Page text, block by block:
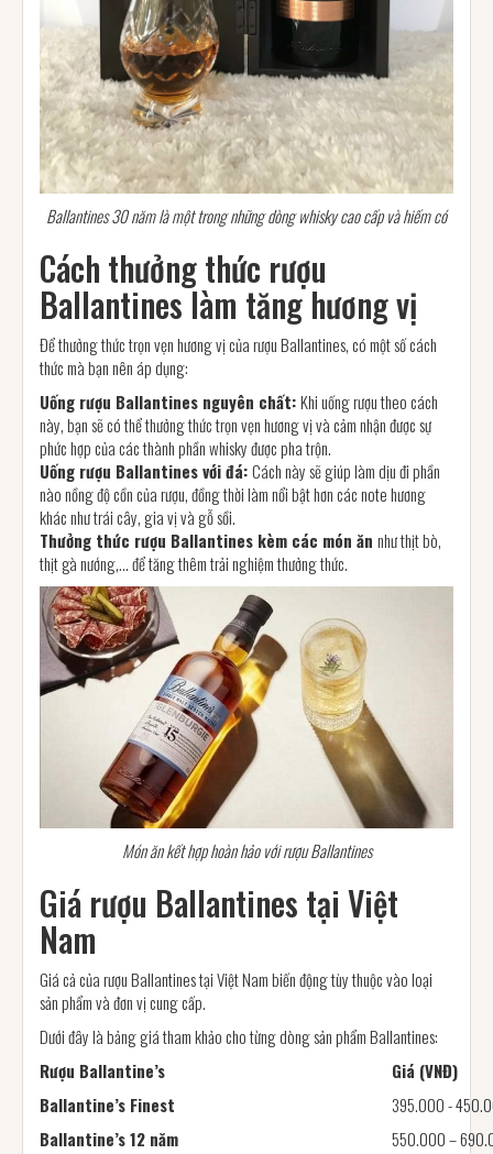
Ballantines 30 năm là một trong những dòng whisky cao cấp và hiếm có
Cách thưởng thức rượu
Ballantines làm tăng hương vị
Để thưởng thức trọn vẹn hương vị của rượu Ballantines, có một số cách
thức mà bạn nên áp dụng:
Uống rượu Ballantines nguyên chất:Khi uống rượu theo cách
này, bạn sẽ có thể thưởng thức trọn vẹn hương vị và cảm nhận được sự
phức hợp của các thành phần whisky được pha trộn.
Uống rượu Ballantines với đá:Cách này sẽ giúp làm dịu đi phần
nào nồng độ cồn của rượu, đồng thời làm nổi bật hơn các note hương
khác như trái cây, gia vị và gỗ sồi.
Thưởng thức rượu Ballantines kèm các món ăn như thịt bò,
thịt gà nướng,... để tăng thêm trải nghiệm thưởng thức.
Món ăn kết hợp hoàn hảo với rượu Ballantines
Giá rượu Ballantines tại Việt
Nam
Giá cả của rượu Ballantines tại Việt Nam biến động tùy thuộc vào loại
sản phẩm và đơn vị cung cấp.
Dưới đây là bảng giá tham khảo cho từng dòng sản phẩm Ballantines:
Rượu Ballantine’s
Giá (VNĐ)
Ballantine’s Finest
395.000 -
Ballantine’s 12 năm
550.000 –